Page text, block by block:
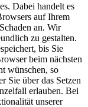
Dabei handelt es
auf Ihrem
an. Wir
zu gestalten.
bis Sie
beim nächsten
wünschen, so
Sie über das Setzen
erlauben. Bei
unserer